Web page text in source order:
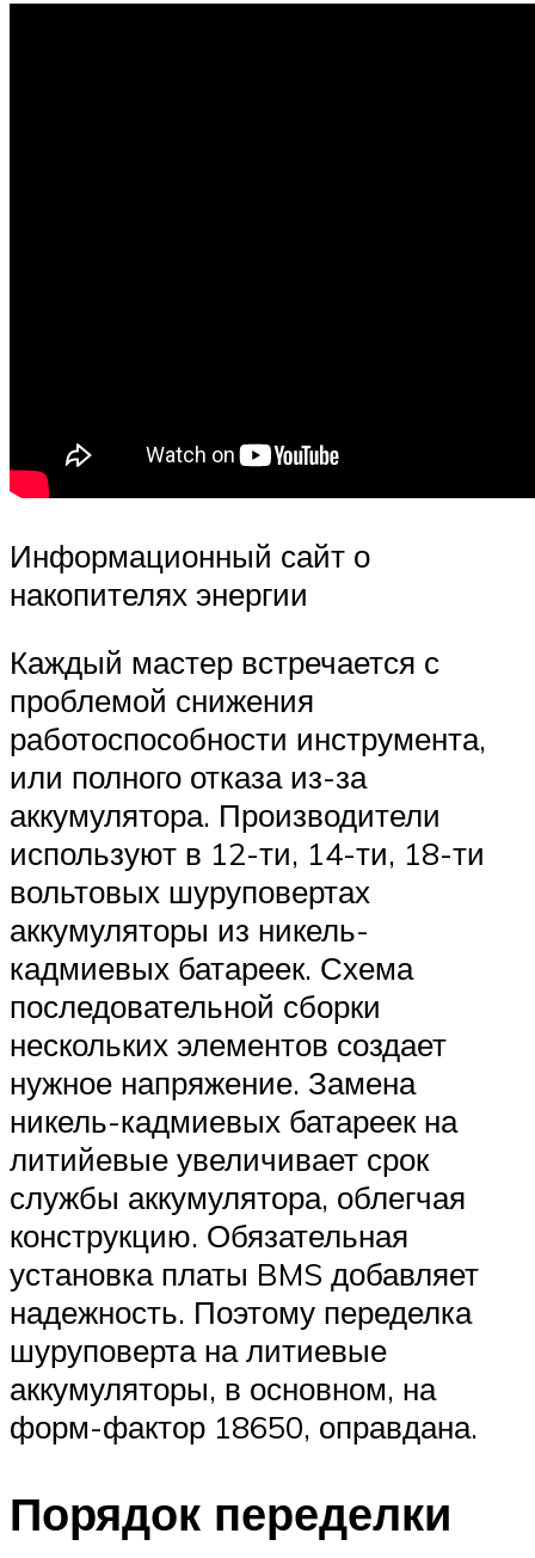
Информационный сайт о
накопителях энергии
Каждый мастер встречается с
проблемой снижения
работоспособности инструмента,
или полного отказа из-за
аккумулятора. Производители
используют в 12-ти, 14-ти, 18-ти
вольтовых шуруповертах
аккумуляторы из никель-
кадмиевых батареек. Схема
последовательной сборки
нескольких элементов создает
нужное напряжение. Замена
никель-кадмиевых батареек на
литийевые увеличивает срок
службы аккумулятора, облегчая
конструкцию. Обязательная
установка платы BMS добавляет
надежность. Поэтому переделка
шуруповерта на литиевые
аккумуляторы, в основном, на
форм-фактор 18650, оправдана.
Порядок переделки